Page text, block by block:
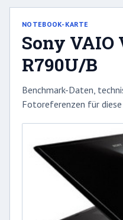
NOTEBOOK-KARTE
Sony VAIO
R790U/B
Benchmark-Daten,
Fotoreferenzen für